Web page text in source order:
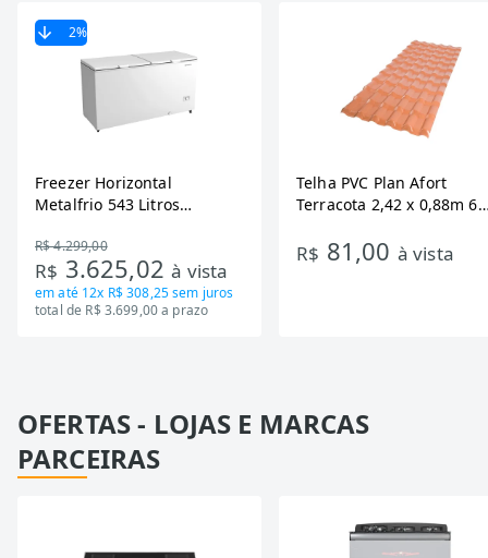
2%
Freezer Horizontal
Metalfrio 543 Litros
Tecnologia Inverter, Branco,
Bivolt
R$ 4.299,00
R$ 3.625,02à vista
em até 12x R$ 308,25sem juros
total de R$ 3.699,00 a prazo
Telha PVC Plan Afort
Terracota 2,42 x 0,88m 6
R$ 81,00 à vista
OFERTAS - LOJAS E MARCAS
PARCEIRAS